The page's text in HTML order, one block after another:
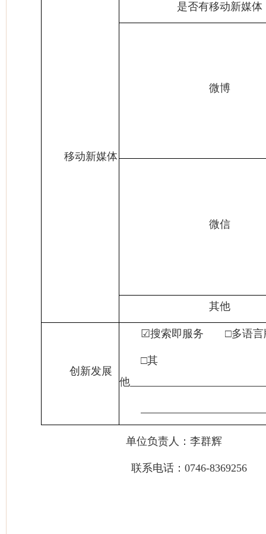
移动新媒体
是否有移动新媒体
微博
微信
其他
创新发展
☑搜索即服务 □多语
□其
他
单位负责人： 李群辉
联系电话： 0746-